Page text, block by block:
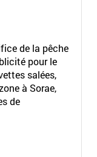
de la pêche
pour le
salées,
à Sorae,
de